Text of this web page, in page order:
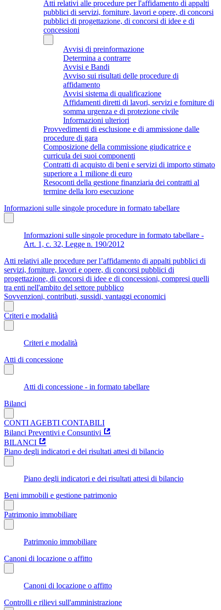
Atti relativi alle procedure per l'affidamento di appalti
pubblici di servizi, forniture, lavori e opere, di concorsi
pubblici di progettazione, di concorsi di idee e di
concessioni
Avvisi di preinformazione
Determina a contrarre
Avvisi e Bandi
Avviso sui risultati delle procedure di
affidamento
Avvisi sistema di qualificazione
Affidamenti diretti di lavori, servizi e forniture di
somma urgenza e di protezione civile
Informazioni ulteriori
Provvedimenti di esclusione e di ammissione dalle
procedure di gara
Composizione della commissione giudicatrice e
curricula dei suoi componenti
Contratti di acquisto di beni e servizi di importo stimato
superiore a 1 milione di euro
Resoconti della gestione finanziaria dei contratti al
termine della loro esecuzione
Informazioni sulle singole procedure in formato tabellare
Informazioni sulle singole procedure in formato tabellare -
Art. 1, c. 32, Legge n. 190/2012
Atti relativi alle procedure per l’affidamento di appalti pubblici di
servizi, forniture, lavori e opere, di concorsi pubblici di
progettazione, di concorsi di idee e di concessioni, compresi quelli
tra enti nell'ambito del settore pubblico
Sovvenzioni, contributi, sussidi, vantaggi economici
Criteri e modalità
Criteri e modalità
Atti di concessione
Atti di concessione - in formato tabellare
Bilanci
CONTI AGEBTI CONTABILI
Bilanci Preventivi e Consuntivi
BILANCI
Piano degli indicatori e dei risultati attesi di bilancio
Piano degli indicatori e dei risultati attesi di bilancio
Beni immobili e gestione patrimonio
Patrimonio immobiliare
Patrimonio immobiliare
Canoni di locazione o affitto
Canoni di locazione o affitto
Controlli e rilievi sull'amministrazione